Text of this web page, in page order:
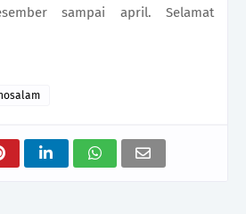
sampai april. Selamat